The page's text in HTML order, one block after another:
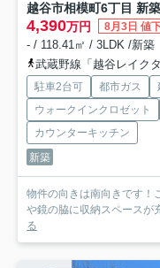
越谷市相模町6丁目 新
4,390万円 8月3日 値
- / 118.41㎡ / 3LDK /新築
武蔵野線「越谷レイク
駐車2台可 都市ガス
ウォークインクロゼット
カウンターキッチン
新築
物件の向きは南向きです！
や鏡の脇に収納スペースが
る